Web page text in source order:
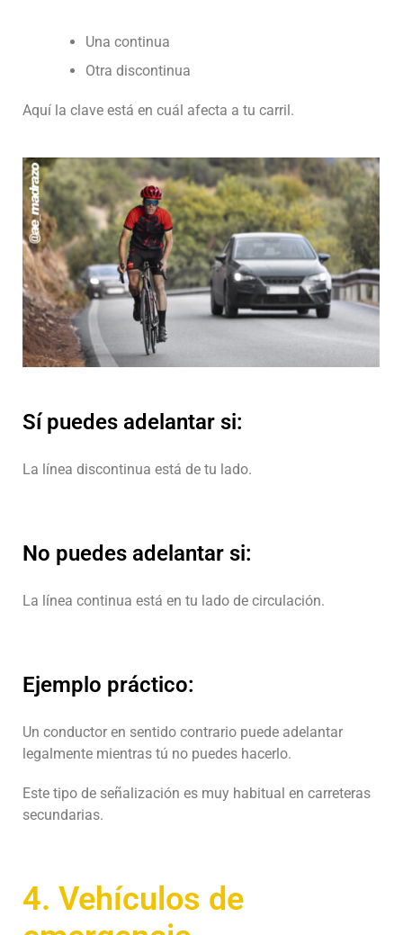
Una continua
Otra discontinua
Aquí la clave está en cuál afecta a tu carril.
Sí puedes adelantar si:
La línea discontinua está de tu lado.
No puedes adelantar si:
La línea continua está en tu lado de circulación.
Ejemplo práctico:
Un conductor en sentido contrario puede adelantar
legalmente mientras tú no puedes hacerlo.
Este tipo de señalización es muy habitual en carreteras
secundarias.
4. Vehículos de